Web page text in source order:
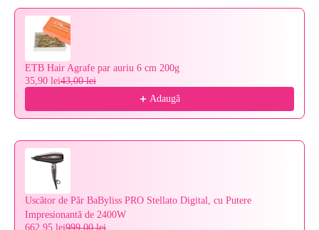
ETB Hair Agrafe par auriu 6 cm 200g
35,90 lei43,00 lei
Adaugă
Uscător de Păr BaByliss PRO Stellato Digital, cu Putere
Impresionantă de 2400W
662,95 lei999,00 lei